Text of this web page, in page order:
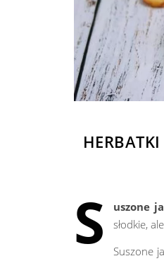
S uszone
słodkie,
Suszone